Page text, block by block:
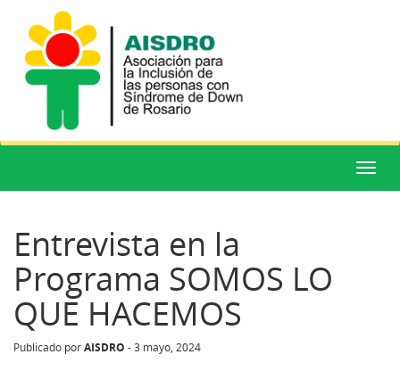
Menú
Entrevista en la
Programa SOMOS LO
QUE HACEMOS
Publicado por AISDRO - 3 mayo, 2024